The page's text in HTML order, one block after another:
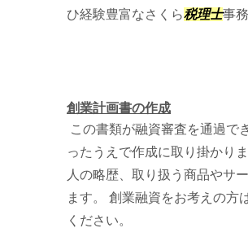
ひ経験豊富なさくら税理士事
創業計画書の作成
この書類が融資審査を通過で
ったうえで作成に取り掛かり
人の略歴、取り扱う商品やサ
ます。 創業融資をお考えの方
ください。